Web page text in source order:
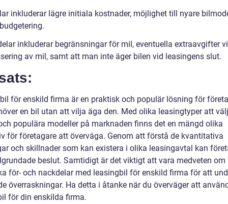
inkluderar lägre initiala kostnader, möjlighet till nyare
inkluderar begränsningar för mil, eventuella extraavgifter
av mil, samt att man inte äger bilen vid leasingens slut.
för enskild firma är en praktisk och populär lösning för
en bil utan att vilja äga den. Med olika leasingtyper att
populära modeller på marknaden finns det en mängd olika
för företagare att överväga. Genom att förstå de kvantitativa
och skillnader som kan existera i olika leasingavtal kan
beslut. Samtidigt är det viktigt att vara medveten om
för- och nackdelar med leasingbil för enskild firma för att
överraskningar. Ha detta i åtanke när du överväger att
för din enskilda firma.